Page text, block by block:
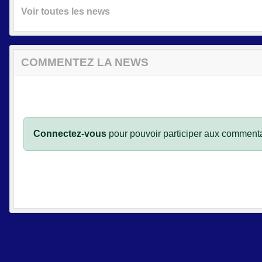
Voir toutes les news
COMMENTEZ LA NEWS
Connectez-vous pour pouvoir participer aux